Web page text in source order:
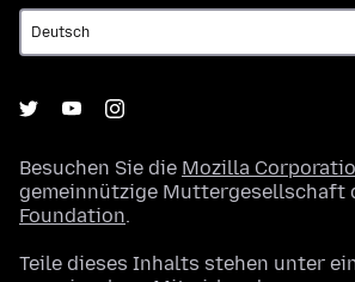
Besuchen Sie die Mozilla
gemeinnützige Muttergesellschaft
Foundation.
Teile dieses Inhalts stehen unter